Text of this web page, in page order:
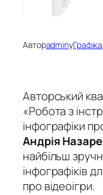
АвторadminуГрафіка
Авторський
«Робота з
інфографіки
Андрія
найбільш
інфографіків
про відеоігри.